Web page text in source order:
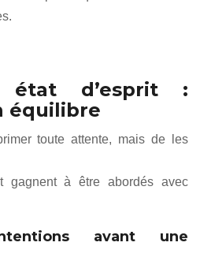
état d’esprit :
équilibre
toute attente, mais de les
gagnent à être abordés avec
avant une